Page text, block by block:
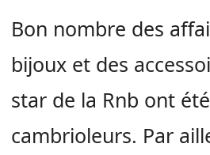
Bon nombre des
bijoux et des
star de la Rnb ont
cambrioleurs. Par